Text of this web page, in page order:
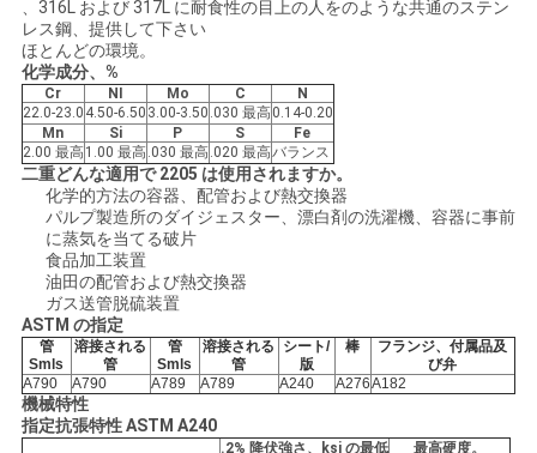
図
PRIVACY
POLICY
、316L および 317L に耐食性の目上の人をのような共通のステン
レス鋼、提供して下さい
ほとんどの環境。
化学成分、%
Cr NI Mo C
N
22.0-23.0 4.50-6.50 3.00-3.50 .030 最高0.14-0.20
Mn
Si P S
Fe
2.00 最高1.00 最高.030 最高.020 最高バランス
二重どんな適用で 2205 は使用されますか。
化学的方法の容器、配管および熱交換器
パルプ製造所のダイジェスター、漂白剤の洗濯機、容器に事前
に蒸気を当てる破片
食品加工装置
油田の配管および熱交換器
ガス送管脱硫装置
ASTM の指定
管
Smls
溶接される
管
管
Smls
溶接される
管
シート/
版
棒
フランジ、付属品及
び弁
A790
A790 A789 A789 A240 A276A182
機械特性
指定抗張特性 ASTM A240
.2% 降伏強さ、ksi の最低 最高硬度。